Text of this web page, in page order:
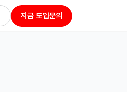
지금 도입문의